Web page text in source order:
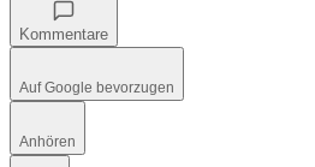
Kommentare
Auf Google bevorzugen
Anhören